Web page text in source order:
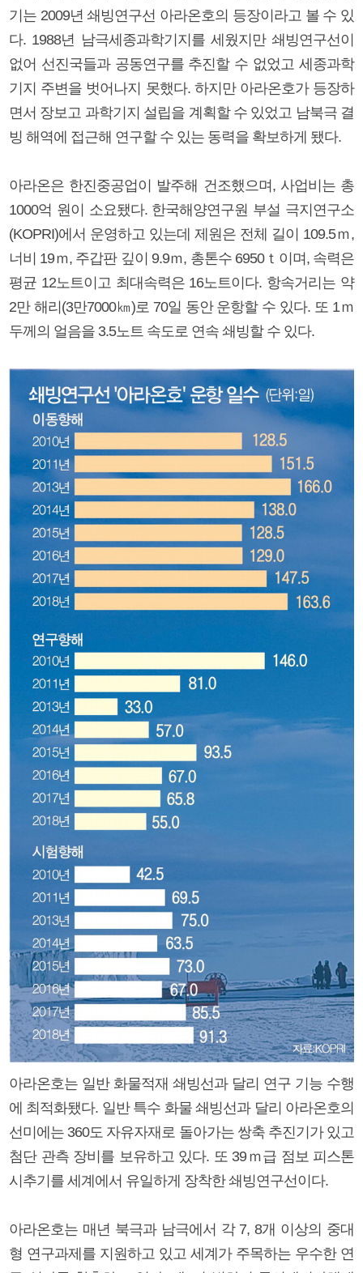
기는 2009년 쇄빙연구선 아라온호의 등장이라고 볼 수 있
다. 1988년 남극세종과학기지를 세웠지만 쇄빙연구선이
없어 선진국들과 공동연구를 추진할 수 없었고 세종과학
기지 주변을 벗어나지 못했다. 하지만 아라온호가 등장하
면서 장보고 과학기지 설립을 계획할 수 있었고 남북극 결
빙 해역에 접근해 연구할 수 있는 동력을 확보하게 됐다.
아라온은 한진중공업이 발주해 건조했으며, 사업비는 총
1000억 원이 소요됐다. 한국해양연구원 부설 극지연구소
(KOPRI)에서 운영하고 있는데 제원은 전체 길이 109.5ｍ,
너비 19ｍ, 주갑판 깊이 9.9ｍ, 총톤수 6950ｔ이며, 속력은
평균 12노트이고 최대속력은 16노트이다. 항속거리는 약
2만 해리(3만7000㎞)로 70일 동안 운항할 수 있다. 또 1ｍ
두께의 얼음을 3.5노트 속도로 연속 쇄빙할 수 있다.
아라온호는 일반 화물적재 쇄빙선과 달리 연구 기능 수행
에 최적화됐다. 일반 특수 화물 쇄빙선과 달리 아라온호의
선미에는 360도 자유자재로 돌아가는 쌍축 추진기가 있고
첨단 관측 장비를 보유하고 있다. 또 39ｍ급 점보 피스톤
시추기를 세계에서 유일하게 장착한 쇄빙연구선이다.
아라온호는 매년 북극과 남극에서 각 7, 8개 이상의 중대
형 연구과제를 지원하고 있고 세계가 주목하는 우수한 연